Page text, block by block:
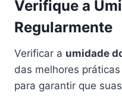
Verifique a
Regularmente
Verificar a umidade
das melhores
para garantir que